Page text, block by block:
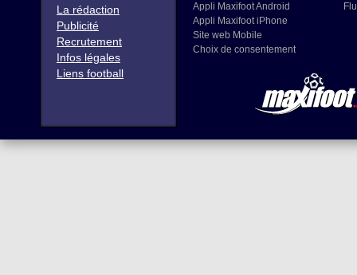
La rédaction
Publicité
Recrutement
Infos légales
Liens football
Appli Maxifoot Android
Appli Maxifoot iPhone
Site web Mobile
Choix de consentement